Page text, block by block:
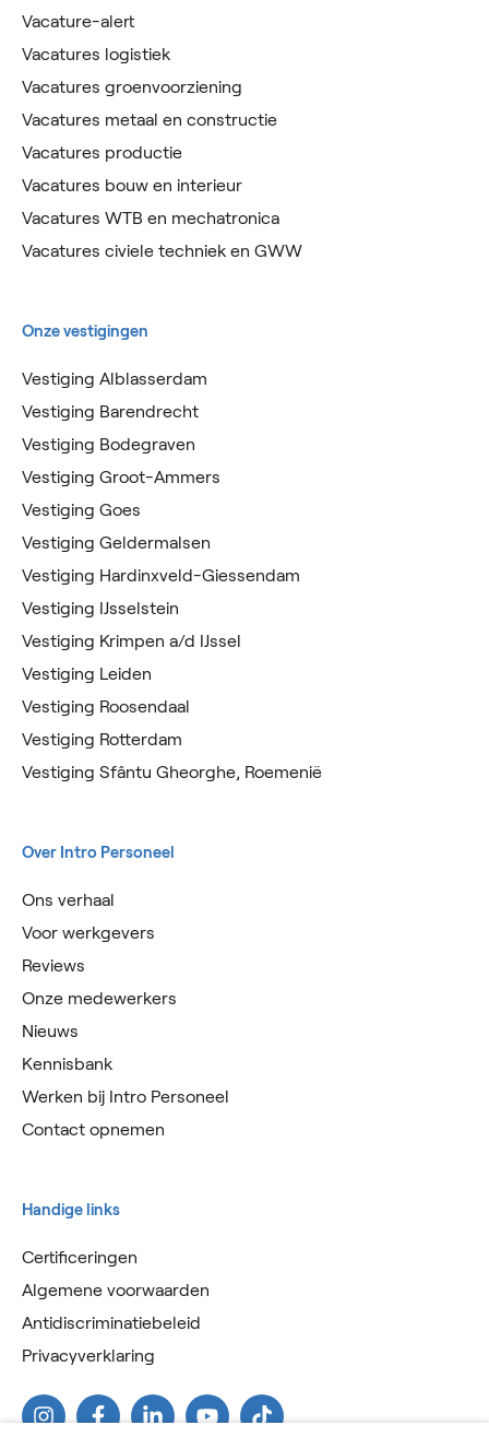
Vacature-alert
Vacatures logistiek
Vacatures groenvoorziening
Vacatures metaal en constructie
Vacatures productie
Vacatures bouw en interieur
Vacatures WTB en mechatronica
Vacatures civiele techniek en GWW
Onze vestigingen
Vestiging Alblasserdam
Vestiging Barendrecht
Vestiging Bodegraven
Vestiging Groot-Ammers
Vestiging Goes
Vestiging Geldermalsen
Vestiging Hardinxveld-Giessendam
Vestiging IJsselstein
Vestiging Krimpen a/d IJssel
Vestiging Leiden
Vestiging Roosendaal
Vestiging Rotterdam
Vestiging Sfântu Gheorghe, Roemenië
Over Intro Personeel
Ons verhaal
Voor werkgevers
Reviews
Onze medewerkers
Nieuws
Kennisbank
Werken bij Intro Personeel
Contact opnemen
Handige links
Certificeringen
Algemene voorwaarden
Antidiscriminatiebeleid
Privacyverklaring